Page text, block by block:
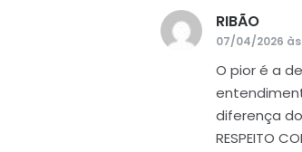
RIBÃO
07/04/2026 às
O pior é a
diferença do
RESPEITO